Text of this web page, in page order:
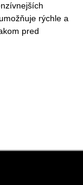
rýchle a
pred